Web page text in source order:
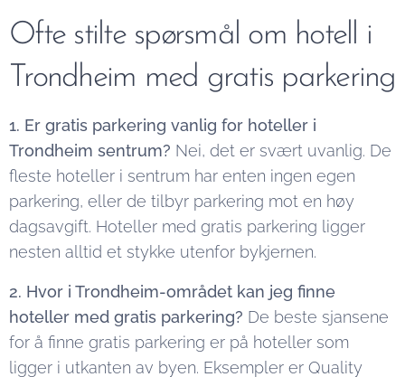
Ofte stilte spørsmål om hotell i
Trondheim med gratis parkering
1. Er gratis parkering vanlig for hoteller i
Trondheim sentrum? Nei, det er svært uvanlig. De
fleste hoteller i sentrum har enten ingen egen
parkering, eller de tilbyr parkering mot en høy
dagsavgift. Hoteller med gratis parkering ligger
nesten alltid et stykke utenfor bykjernen.
2. Hvor i Trondheim-området kan jeg finne
hoteller med gratis parkering? De beste sjansene
for å finne gratis parkering er på hoteller som
ligger i utkanten av byen. Eksempler er Quality